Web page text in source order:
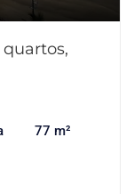
77 m²